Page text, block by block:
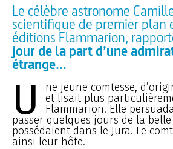
Le célèbre astronome
scientifique de premier plan
éditions Flammarion,
jour de la part d’une
étrange...
U
ne jeune comtesse,
et lisait plus
Flammarion. Elle
passer quelques jours de la
possédaient dans le Jura. Le
ainsi leur hôte.